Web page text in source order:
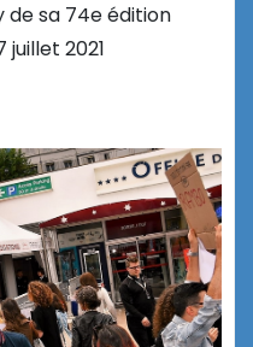
de sa 74e édition
juillet 2021